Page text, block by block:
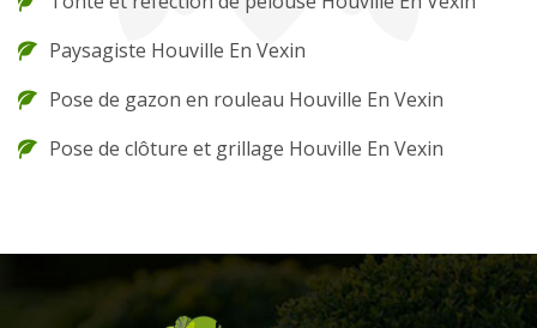
Paysagiste Houville En Vexin
Pose de gazon en rouleau Houville En Vexin
Pose de clôture et grillage Houville En Vexin